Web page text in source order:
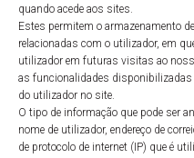
quando acede aos sites.
Estes permitem o armazenamento
relacionadas com o utilizador, em
utilizador em futuras visitas ao
as funcionalidades disponibilizadas
do utilizador no site.
O tipo de informação que pode ser
nome de utilizador, endereço de
de protocolo de internet (IP) que é